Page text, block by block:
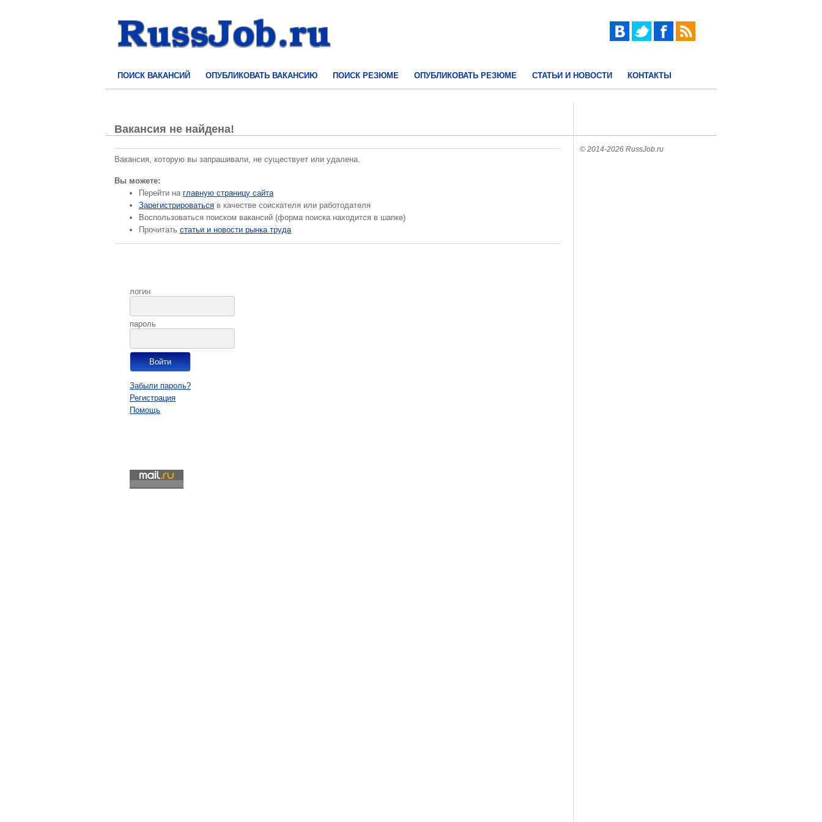
ПОИСК ВАКАНСИЙ ОПУБЛИКОВАТЬ ВАКАНСИЮ ПОИСК РЕЗЮМЕ ОПУБЛИКОВАТЬ РЕЗЮМЕ СТАТЬИ И НОВОСТИ КОНТАКТЫ
Вакансия не найдена!
Вакансия, которую вы запрашивали, не существует или удалена.
Вы можете:
Перейти на главную страницу сайта
Зарегистрироваться в качестве соискателя или работодателя
Воспользоваться поиском вакансий (форма поиска находится в шапке)
Прочитать статьи и новости рынка труда
логин
пароль
Забыли пароль?
Регистрация
Помощь
© 2014-2026 RussJob.ru